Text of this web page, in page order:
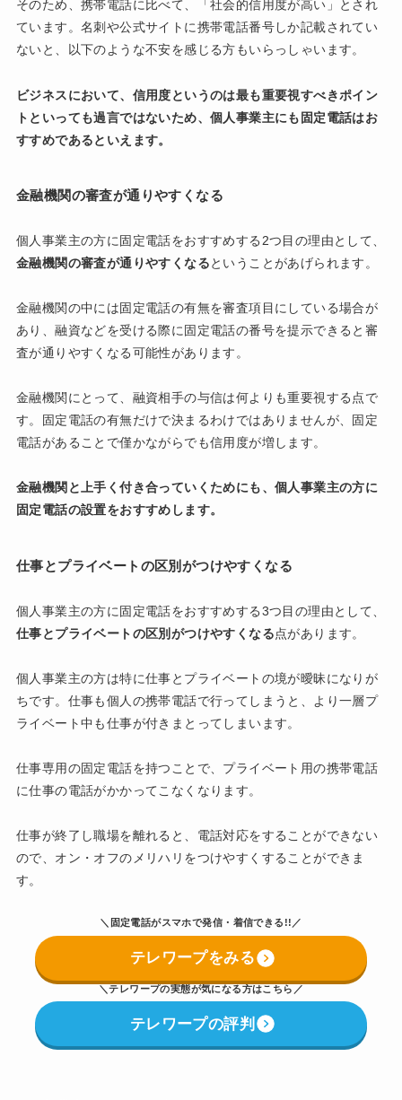
そのため、携帯電話に比べて、「社会的信用度が高い」とされ
ています。名刺や公式サイトに携帯電話番号しか記載されてい
ないと、以下のような不安を感じる方もいらっしゃいます。
ビジネスにおいて、信用度というのは最も重要視すべきポイン
トといっても過言ではないため、個人事業主にも固定電話はお
すすめであるといえます。
金融機関の審査が通りやすくなる
個人事業主の方に固定電話をおすすめする2つ目の理由として、
金融機関の審査が通りやすくなるということがあげられます。
金融機関の中には固定電話の有無を審査項目にしている場合が
あり、融資などを受ける際に固定電話の番号を提示できると審
査が通りやすくなる可能性があります。
金融機関にとって、融資相手の与信は何よりも重要視する点で
す。固定電話の有無だけで決まるわけではありませんが、固定
電話があることで僅かながらでも信用度が増します。
金融機関と上手く付き合っていくためにも、個人事業主の方に
固定電話の設置をおすすめします。
仕事とプライベートの区別がつけやすくなる
個人事業主の方に固定電話をおすすめする3つ目の理由として、
仕事とプライベートの区別がつけやすくなる点があります。
個人事業主の方は特に仕事とプライベートの境が曖昧になりが
ちです。仕事も個人の携帯電話で行ってしまうと、より一層プ
ライベート中も仕事が付きまとってしまいます。
仕事専用の固定電話を持つことで、プライベート用の携帯電話
に仕事の電話がかかってこなくなります。
仕事が終了し職場を離れると、電話対応をすることができない
ので、オン・オフのメリハリをつけやすくすることができま
す。
＼固定電話がスマホで発信・着信できる!!／
テレワープをみる
＼テレワープの実態が気になる方はこちら ／
テレワープの評判